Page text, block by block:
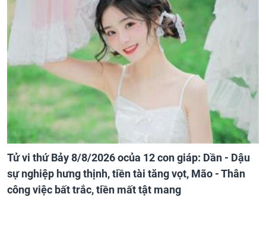
Tử vi thứ Bảy 8/8/2026 ocủa 12 con giáp: Dần - Dậu
sự nghiệp hưng thịnh, tiền tài tăng vọt, Mão - Thân
công việc bất trắc, tiền mất tật mang